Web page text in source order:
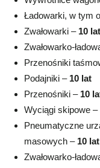
Ładowarki, w tym
Zwałowarki –10 lat
Zwałowarko-
Przenośniki
Podajniki –10 lat
Przenośniki – 10
Wyciągi skipowe –
Pneumatyczne
masowych – 10 lat
Zwałowarko-